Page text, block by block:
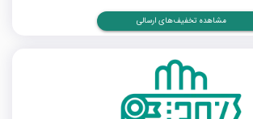
مشاهده تخفیف‌های ارسالی